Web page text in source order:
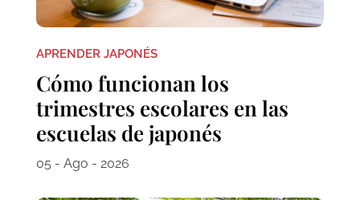
APRENDER JAPONÉS
Cómo funcionan los
trimestres escolares en las
escuelas de japonés
05 - Ago - 2026